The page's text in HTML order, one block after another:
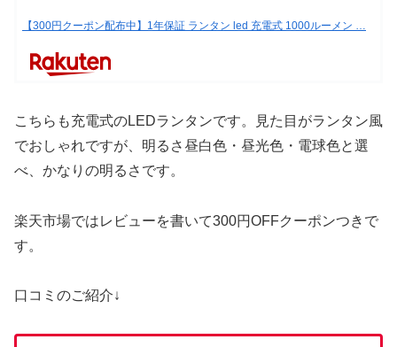
【300円クーポン配布中】1年保証 ランタン led 充電式 1000ルーメン …
こちらも充電式のLEDランタンです。見た目がランタン風
でおしゃれですが、明るさ昼白色・昼光色・電球色と選
べ、かなりの明るさです。
楽天市場ではレビューを書いて300円OFFクーポンつきで
す。
口コミのご紹介↓